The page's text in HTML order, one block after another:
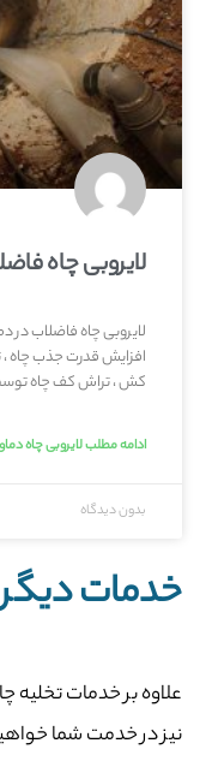
لایروبی چاه
لایروبی چاه فاضلاب در
افزایش قدرت جذب چاه
کش ، تراش کف چاه
ادامه مطلب لایروبی چاه
بدون دیدگاه
خدمات دیگر
علاوه بر خدمات تخلیه
نیز در خدمت شما